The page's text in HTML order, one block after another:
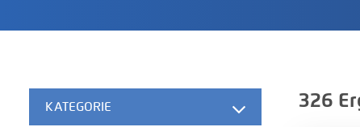
KATEGORIE 326